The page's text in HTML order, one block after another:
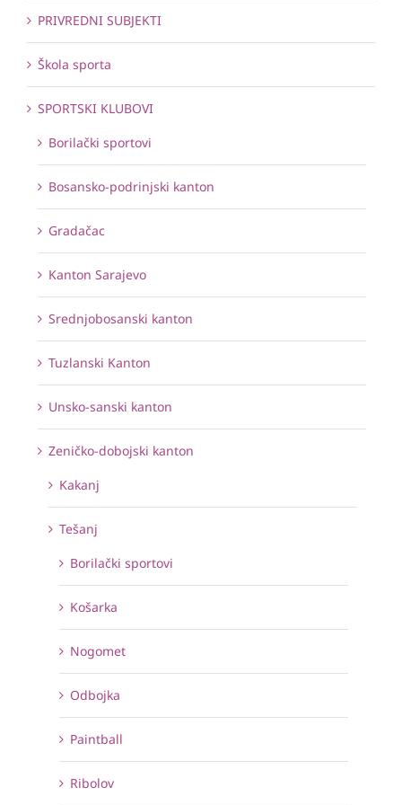
PRIVREDNI SUBJEKTI
Škola sporta
SPORTSKI KLUBOVI
Borilački sportovi
Bosansko-podrinjski kanton
Gradačac
Kanton Sarajevo
Srednjobosanski kanton
Tuzlanski Kanton
Unsko-sanski kanton
Zeničko-dobojski kanton
Kakanj
Tešanj
Borilački sportovi
Košarka
Nogomet
Odbojka
Paintball
Ribolov